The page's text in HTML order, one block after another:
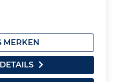
MERKEN